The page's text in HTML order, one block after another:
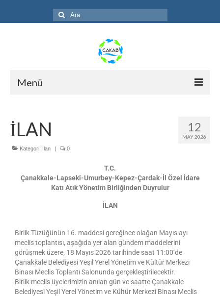
Menü
ÇAKAB
Faaliyetler
12
MAY 2026
İLAN
Kategori: İlan | 0
T.C.
Çanakkale-Lapseki-Umurbey-Kepez-Çardak-İl Özel İdare
Katı Atık Yönetim Birliğinden Duyrulur
İLAN
Birlik Tüzüğünün 16. maddesi gereğince olağan Mayıs ayı
meclis toplantısı, aşağıda yer alan gündem maddelerini
görüşmek üzere, 18 Mayıs 2026 tarihinde saat 11:00’de
Çanakkale Belediyesi Yeşil Yerel Yönetim ve Kültür Merkezi
Binası Meclis Toplantı Salonunda gerçekleştirilecektir.
Birlik meclis üyelerimizin anılan gün ve saatte Çanakkale
Belediyesi Yeşil Yerel Yönetim ve Kültür Merkezi Binası Meclis